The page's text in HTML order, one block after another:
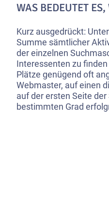
WAS BEDEUTET
Kurz ausgedrückt:
Summe sämtlicher
der einzelnen
Interessenten zu
Plätze genügend oft
Webmaster, auf einen
auf der ersten Seite
bestimmten Grad